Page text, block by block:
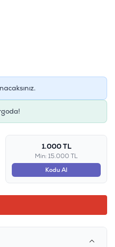
1.000 TL
Min: 15.000 TL
Kodu Al